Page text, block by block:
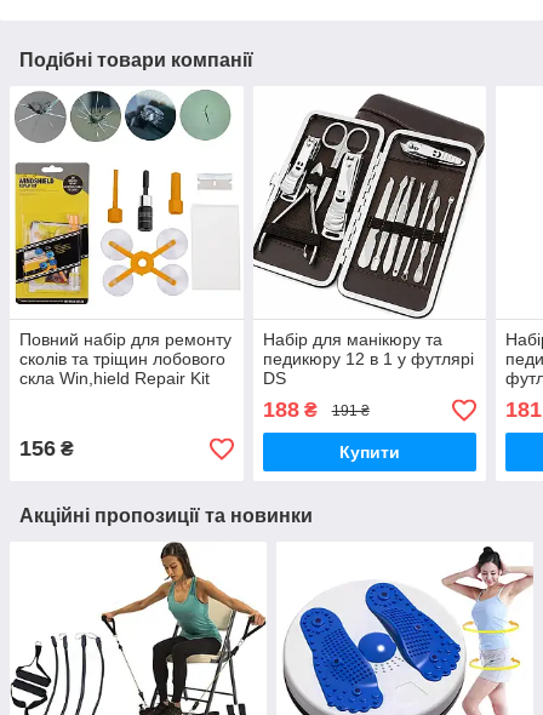
Подібні товари компанії
Повний набір для ремонту
сколів та тріщин лобового
скла Win,hield Repair Kit
156 ₴
Набір для манікюру та
педикюру 12 в 1 у футлярі
DS
188₴ 191 ₴
Купити
181
Акційні пропозиції та новинки